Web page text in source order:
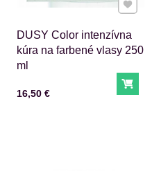
DUSY Color intenzívna
kúra na farbené vlasy 250
ml
Cena s DPH
16,50 € Do